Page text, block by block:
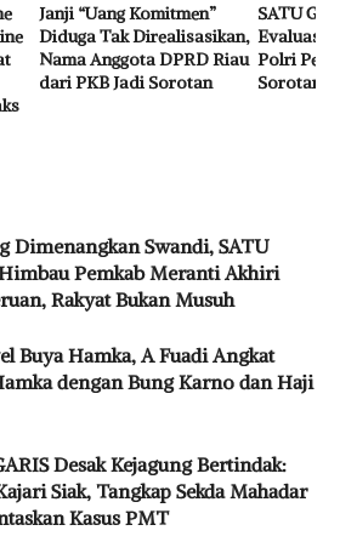
Janji “Uang Komitmen”
Diduga Tak Direalisasikan,
Nama Anggota DPRD Riau
dari PKB Jadi Sorotan
SATU
Evaluasi
Polri
Sorotan
Dimenangkan Swandi, SATU
Pemkab Meranti Akhiri
Rakyat Bukan Musuh
Buya Hamka, A Fuadi Angkat
dengan Bung Karno dan Haji
Desak Kejagung Bertindak:
Siak, Tangkap Sekda Mahadar
Kasus PMT